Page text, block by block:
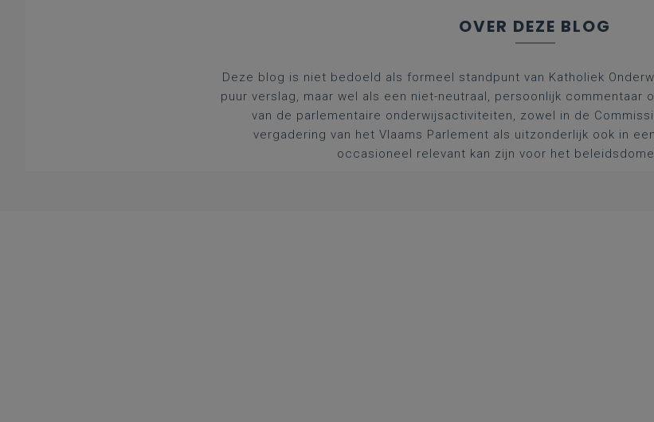
OVER DEZE BLOG
Deze blog is niet bedoeld als formeel standpunt van Katholiek
puur verslag, maar wel als een niet-neutraal, persoonlijk commentaar
van de parlementaire onderwijsactiviteiten, zowel in de
vergadering van het Vlaams Parlement als uitzonderlijk ook in
occasioneel relevant kan zijn voor het